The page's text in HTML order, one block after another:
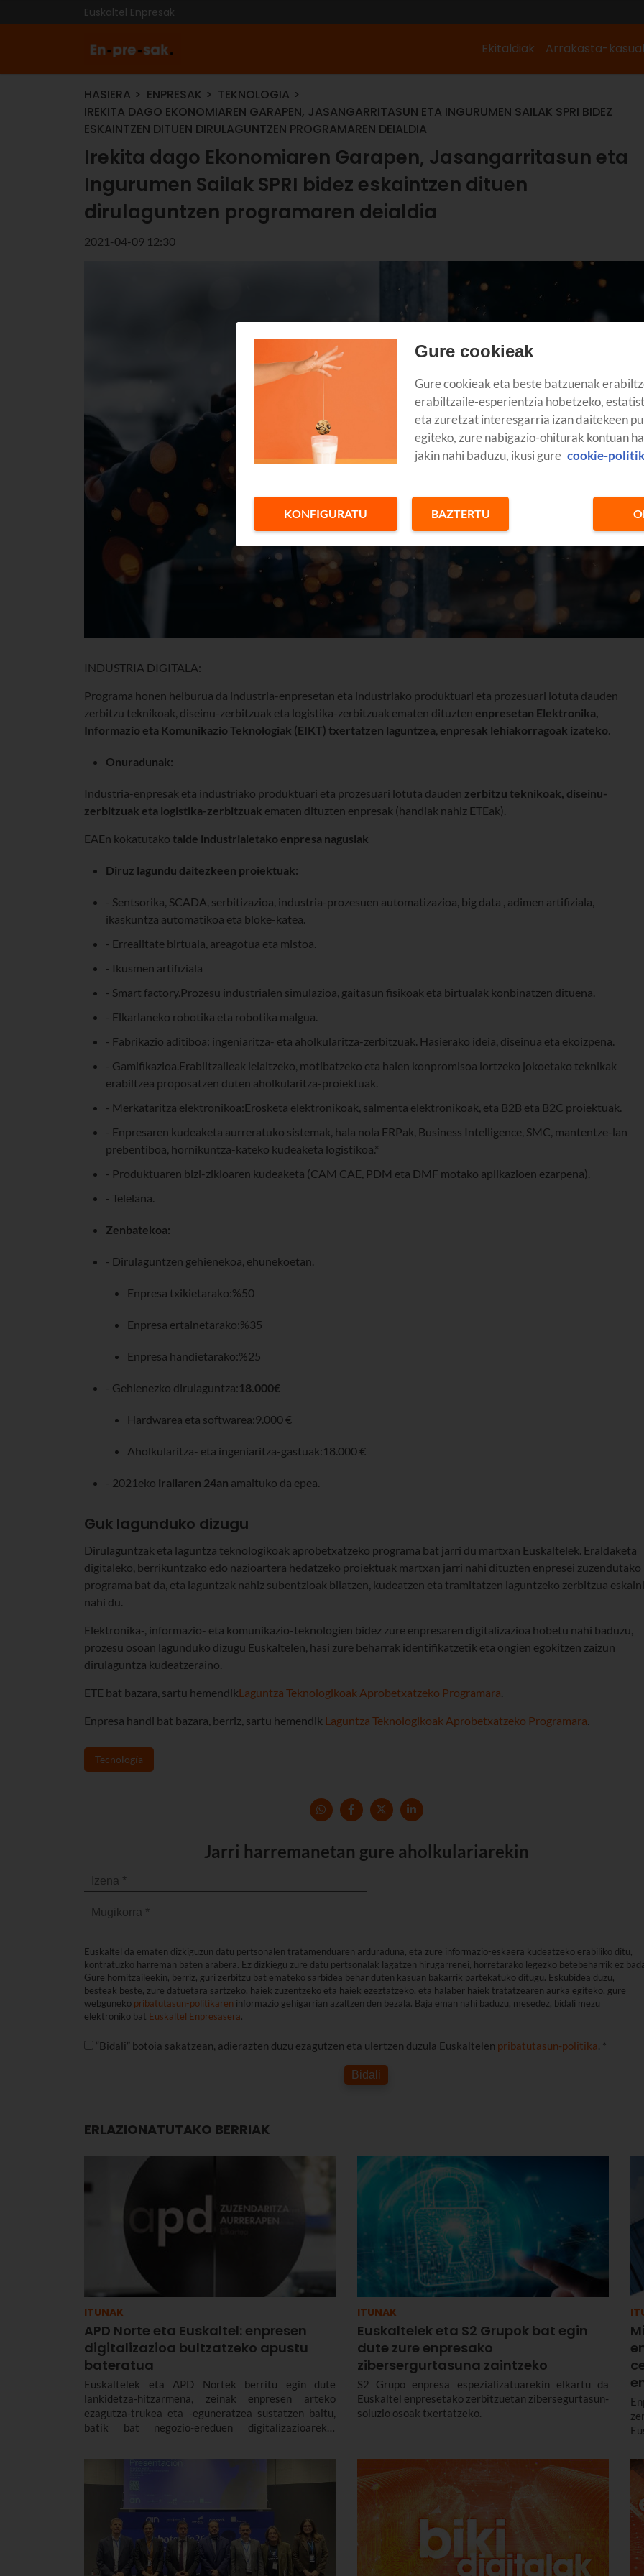
Euskaltel Enpresak
Ekitaldiak Arrakasta-
HASIERA ENPRESAK
TEKNOLOGIA
IREKITA DAGO EKONOMIAREN GARAPEN, JASANGARRITASUN ETA INGURUMEN SAILAK SPRI BIDEZ
ESKAINTZEN DITUEN DIRULAGUNTZEN PROGRAMAREN DEIALDIA
Irekita dago Ekonomiaren Garapen, Jasangarritasun eta
Ingurumen Sailak SPRI bidez eskaintzen dituen
dirulaguntzen programaren deialdia
2021-04-09 12:30
INDUSTRIA DIGITALA:
Programa honen helburua da industria-enpresetan eta industriako produktuari eta prozesuari lotuta dauden
zerbitzu teknikoak, diseinu-zerbitzuak eta logistika-zerbitzuak ematen dituzten enpresetan Elektronika,
Informazio eta Komunikazio Teknologiak (EIKT) txertatzen laguntzea enpresak lehiakorragoak izateko
Onuradunak:
Industria-enpresak eta industriako produktuari eta prozesuari lotuta dauden zerbitzu teknikoak, diseinu-
zerbitzuak eta logistika-zerbitzuak ematen dituzten enpresak (handiak nahiz ETEak).
EAEn kokatutako talde industrialetako enpresa nagusiak
Diruz lagundu daitezkeen proiektuak:
- Sentsorika, SCADA, serbitizazioa, industria-prozesuen automatizazioa, big data , adimen artifiziala,
ikaskuntza automatikoa eta bloke-katea.
- Errealitate birtuala, areagotua eta mistoa.
- Ikusmen artifiziala
- Smart factory.Prozesu industrialen simulazioa, gaitasun fisikoak eta birtualak konbinatzen dituena.
- Elkarlaneko robotika eta robotika malgua.
- Fabrikazio aditiboa: ingeniaritza- eta aholkularitza-zerbitzuak. Hasierako ideia, diseinua eta ekoizpena.
- Gamifikazioa.Erabiltzaileak leialtzeko, motibatzeko eta haien konpromisoa lortzeko jokoetako teknikak
erabiltzea proposatzen duten aholkularitza-proiektuak.
- Merkataritza elektronikoa:Erosketa elektronikoak, salmenta elektronikoak, eta B2B eta B2C proiektuak.
- Enpresaren kudeaketa aurreratuko sistemak, hala nola ERPak, Business Intelligence, SMC, mantentze-lan
prebentiboa, hornikuntza-kateko kudeaketa logistikoa.*
- Produktuaren bizi-zikloaren kudeaketa (CAM CAE, PDM eta DMF motako aplikazioen ezarpena).
- Telelana.
Zenbatekoa:
- Dirulaguntzen gehienekoa, ehunekoetan.
Enpresa txikietarako:%50
Enpresa ertainetarako:%35
Enpresa handietarako:%25
- Gehienezko dirulaguntza:18.000€
Hardwarea eta softwarea:9.000 €
Aholkularitza- eta ingeniaritza-gastuak:18.000 €
- 2021eko irailaren 24an amaituko da epea.
Guk lagunduko dizugu
Dirulaguntzak eta laguntza teknologikoak aprobetxatzeko programa bat jarri du martxan Euskaltelek. Eraldaketa
digitaleko, berrikuntzako edo nazioartera hedatzeko proiektuak martxan jarri nahi dituzten enpresei zuzendutako
programa bat da, eta laguntzak nahiz subentzioak bilatzen, kudeatzen eta tramitatzen laguntzeko zerbitzua eskaini
nahi du.
Elektronika-, informazio- eta komunikazio-teknologien bidez zure enpresaren digitalizazioa hobetu nahi baduzu,
prozesu osoan lagunduko dizugu Euskaltelen, hasi zure beharrak identifikatzetik eta ongien egokitzen zaizun
dirulaguntza kudeatzeraino.
ETE bat bazara, sartu hemendikLaguntza Teknologikoak Aprobetxatzeko Programara
Enpresa handi bat bazara, berriz, sartu hemendik Laguntza Teknologikoak Aprobetxatzeko Programara
Tecnología
Jarri harremanetan gure aholkulariarekin
Euskaltel da ematen dizkiguzun datu pertsonalen tratamenduaren arduraduna, eta zure informazio-eskaera kudeatzeko erabiliko ditu,
kontratuzko harreman baten arabera. Ez dizkiegu zure datu pertsonalak lagatzen hirugarrenei, horretarako legezko betebeharrik ez
Gure hornitzaileekin, berriz, guri zerbitzu bat emateko sarbidea behar duten kasuan bakarrik partekatuko ditugu. Eskubidea duzu,
besteak beste, zure datuetara sartzeko, haiek zuzentzeko eta haiek ezeztatzeko, eta halaber haiek tratatzearen aurka egiteko, gure
webguneko pribatutasun-politikaren informazio gehigarrian azaltzen den bezala. Baja eman nahi baduzu, mesedez, bidali mezu
elektroniko bat Euskaltel Enpresasera.
“Bidali” botoia sakatzean, adierazten duzu ezagutzen eta ulertzen duzula Euskaltelen pribatutasun-politika . *
Bidali
ERLAZIONATUTAKO BERRIAK
ITUNAK
APD Norte eta Euskaltel: enpresen
digitalizazioa bultzatzeko apustu
bateratua
Euskaltelek eta APD Nortek berritu egin dute
lankidetza-hitzarmena, zeinak enpresen arteko
ezagutza-trukea eta -eguneratzea sustatzen baitu,
batik bat negozio-ereduen digitalizazioarekin
ITUNAK
Euskaltelek eta S2 Grupok bat egin
dute zure enpresako
zibersergurtasuna zaintzeko
S2 Grupo enpresa espezializatuarekin elkartu da
Euskaltel enpresetako zerbitzuetan zibersegurtasun-
soluzio osoak txertatzeko.
Gure cookieak
Gure cookieak eta beste batzuenak
erabiltzaile-esperientzia hobetzeko,
eta zuretzat interesgarria izan daitekeen
egiteko, zure nabigazio-ohiturak kontuan
jakin nahi baduzu, ikusi gure cookie-
KONFIGURATU BAZTERTU